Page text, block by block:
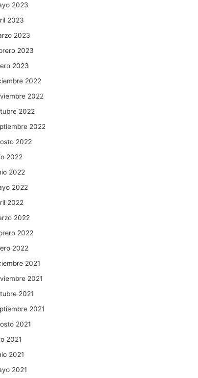
2023
2023
2023
2023
2023
2022
2022
2022
2022
2022
2022
2022
2022
2022
2022
2022
2022
2021
2021
2021
2021
2021
2021
2021
2021